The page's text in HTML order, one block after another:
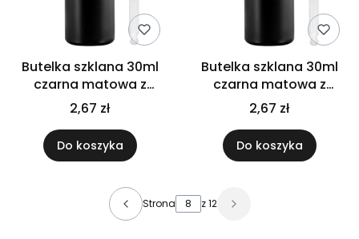
Butelka szklana 30ml
czarna matowa z
pipetą czarną
2,67 zł
Do koszyka
Butelka szklana 30ml
czarna matowa z
pipetą gwarancyjną
2,67 zł
Do koszyka
Strona z 12